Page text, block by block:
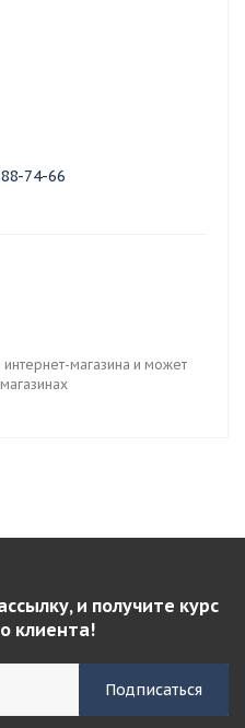
74-66
интернет-магазина и может
и получите курс
клиента!